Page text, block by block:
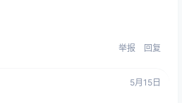
举报 回复
5月15日